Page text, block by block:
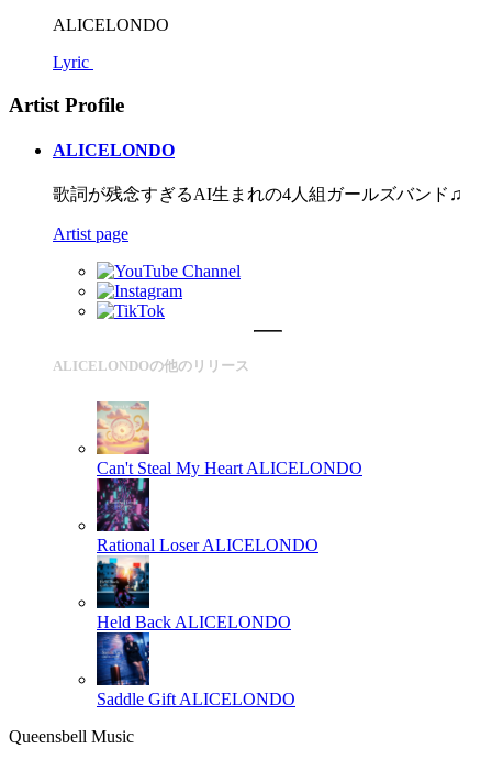
ALICELONDO
Lyric
Artist Profile
ALICELONDO
歌詞が残念すぎるAI生まれの4人組ガールズバンド♫
Artist page
ALICELONDOの他のリリース
Can't Steal My Heart ALICELONDO
Rational Loser ALICELONDO
Held Back ALICELONDO
Saddle Gift ALICELONDO
Queensbell Music